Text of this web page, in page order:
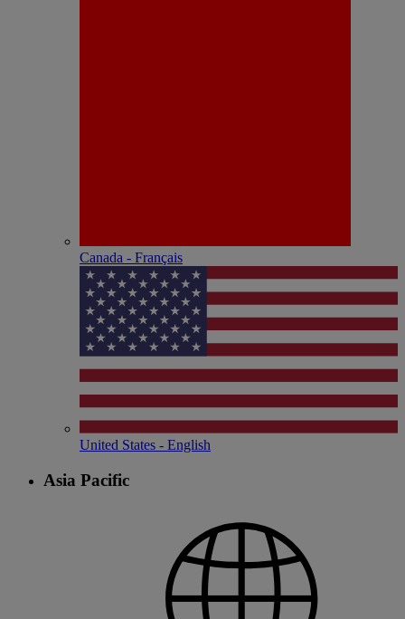
Canada - Français
United States - English
Asia Pacific